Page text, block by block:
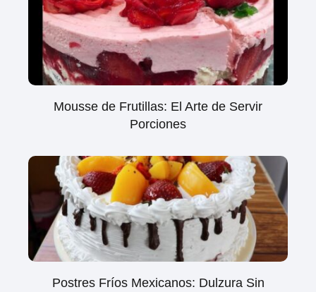
Mousse de Frutillas: El Arte de Servir
Porciones
Postres Fríos Mexicanos: Dulzura Sin